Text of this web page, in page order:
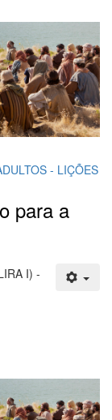
- LIÇÕES
para a
I) -